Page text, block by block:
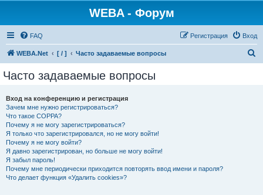
WEBA - Форум
FAQ Вход
Регистрация
WEBA.Net [ / ] Часто задаваемые вопросы
Часто задаваемые вопросы
Вход на конференцию и регистрация
Зачем мне нужно регистрироваться?
Что такое COPPA?
Почему я не могу зарегистрироваться?
Я только что зарегистрировался, но не могу войти!
Почему я не могу войти?
Я давно зарегистрирован, но больше не могу войти!
Я забыл пароль!
Почему мне периодически приходится повторять ввод имени и пароля?
Что делает функция «Удалить cookies»?